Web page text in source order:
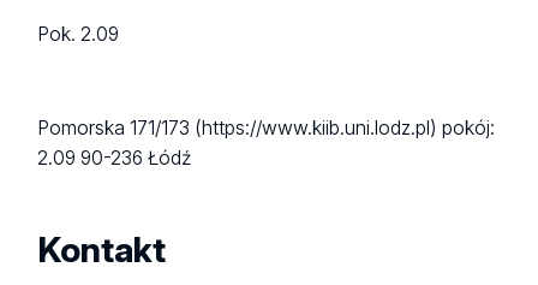
Pok. 2.09
Pomorska 171/173 (https://www.kiib.uni.lodz.pl)pokój:
2.0990-236 Łódź
Kontakt